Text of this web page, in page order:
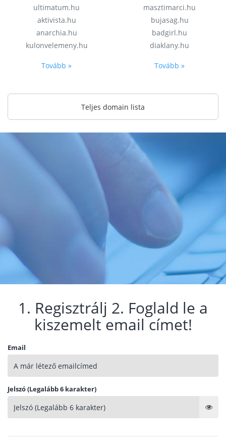
ultimatum.hu
aktivista.hu
anarchia.hu
kulonvelemeny.hu
Tovább »
masztimarci.hu
bujasag.hu
badgirl.hu
diaklany.hu
Tovább »
Teljes domain lista
1. Regisztrálj 2. Foglald le a
kiszemelt email címet!
Email
Jelszó (Legalább 6 karakter)